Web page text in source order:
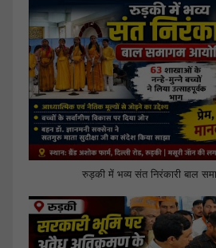
रुड़की में भव्य संत निरंकारी बाल